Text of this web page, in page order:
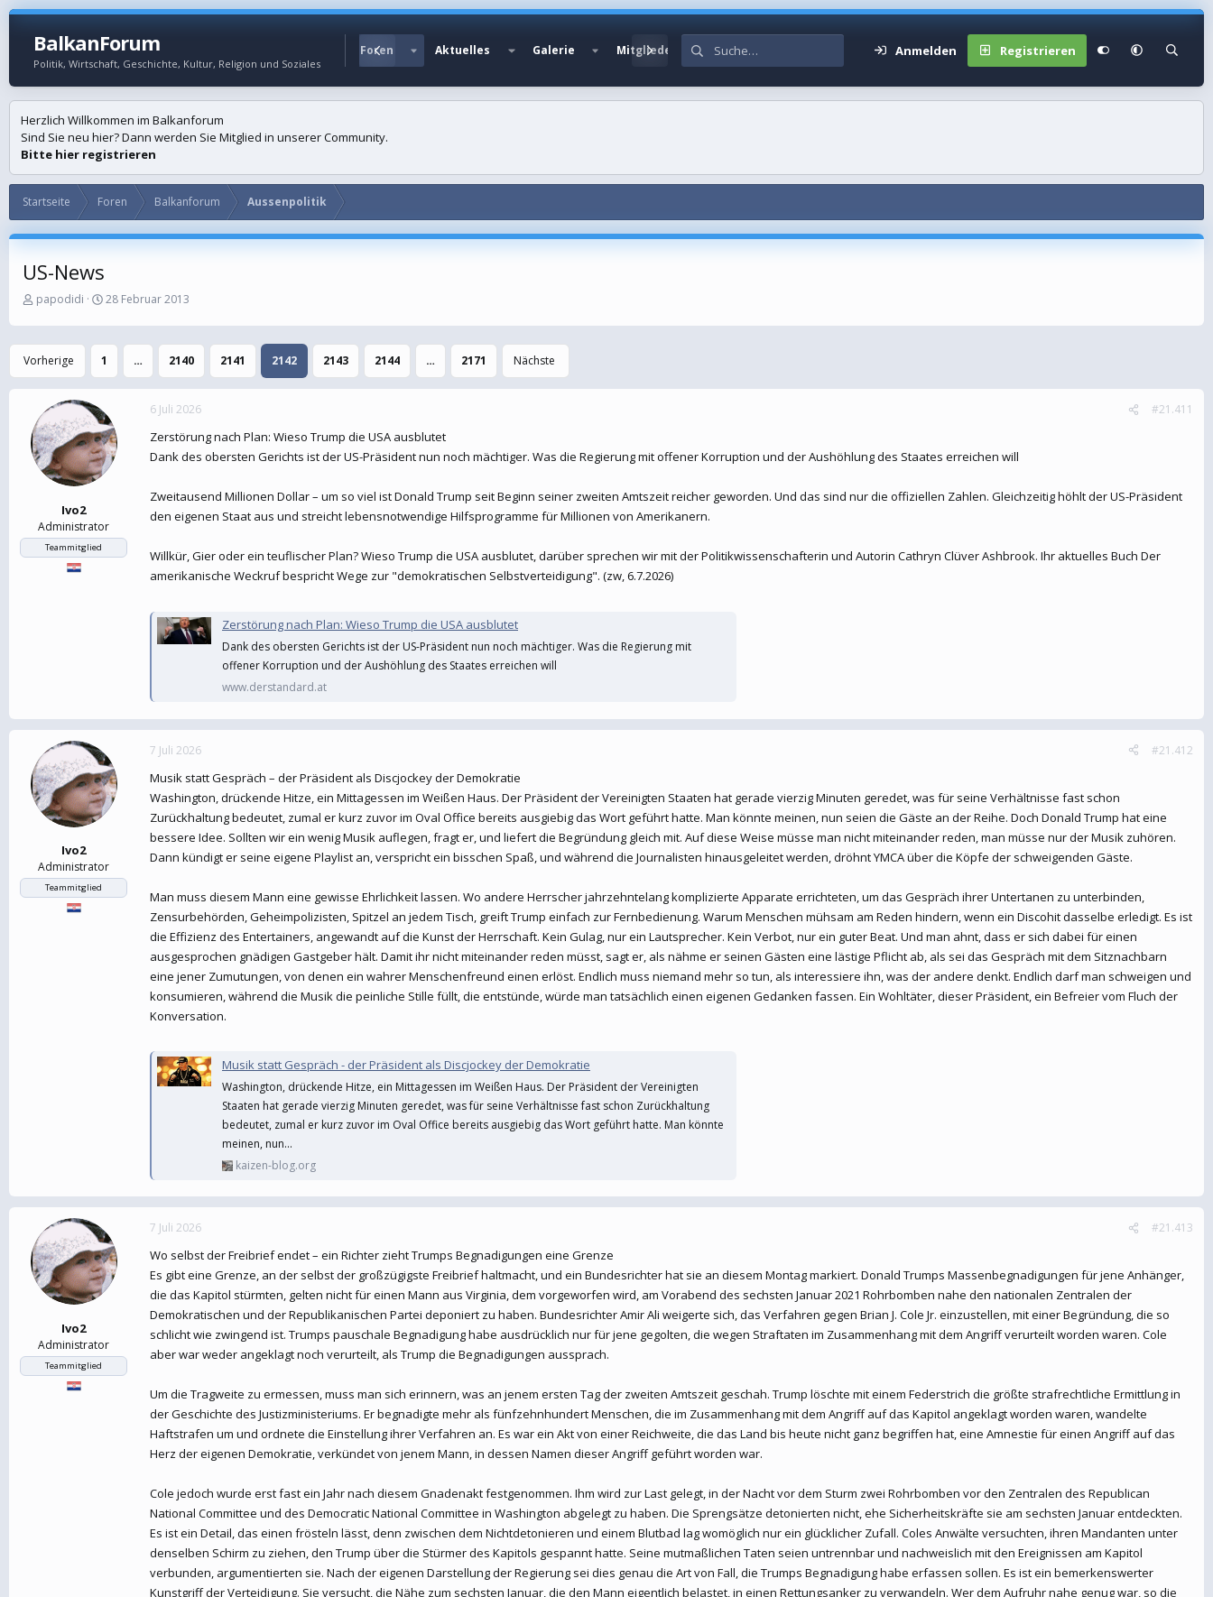
BalkanForum
Politik, Wirtschaft, Geschichte, Kultur, Religion und Soziales
Foren Aktuelles Galerie Mitglieder Anmelden Registrieren
Herzlich Willkommen im Balkanforum
Sind Sie neu hier? Dann werden Sie Mitglied in unserer Community.
Bitte hier registrieren
Startseite Foren Balkanforum Aussenpolitik
US-News
E
s
t
e
l
e
r
papodidi
E
s
t
e
l
t
a
m
28 Februar 2013
Vorherige 1 … 2140 2141 2142 2143 2144 … 2171 Nächste
Ivo2
Administrator
Teammitglied
6 Juli 2026 #21.411
Zerstörung nach Plan: Wieso Trump die USA ausblutet
Dank des obersten Gerichts ist der US-Präsident nun noch mächtiger. Was die Regierung mit offener Korruption und der Aushöhlung des Staates erreichen will
Zweitausend Millionen Dollar – um so viel ist Donald Trump seit Beginn seiner zweiten Amtszeit reicher geworden. Und das sind nur die offiziellen Zahlen. Gleichzeitig höhlt der US-Präsident
den eigenen Staat aus und streicht lebensnotwendige Hilfsprogramme für Millionen von Amerikanern.
Willkür, Gier oder ein teuflischer Plan? Wieso Trump die USA ausblutet, darüber sprechen wir mit der Politikwissenschafterin und Autorin Cathryn Clüver Ashbrook. Ihr aktuelles Buch Der
amerikanische Weckruf bespricht Wege zur "demokratischen Selbstverteidigung". (zw, 6.7.2026)
Zerstörung nach Plan: Wieso Trump die USA ausblutet
Dank des obersten Gerichts ist der US-Präsident nun noch mächtiger. Was die Regierung mit
offener Korruption und der Aushöhlung des Staates erreichen will
www.derstandard.at
Ivo2
Administrator
Teammitglied
7 Juli 2026 #21.412
Musik statt Gespräch – der Präsident als Discjockey der Demokratie
Washington, drückende Hitze, ein Mittagessen im Weißen Haus. Der Präsident der Vereinigten Staaten hat gerade vierzig Minuten geredet, was für seine Verhältnisse fast schon
Zurückhaltung bedeutet, zumal er kurz zuvor im Oval Office bereits ausgiebig das Wort geführt hatte. Man könnte meinen, nun seien die Gäste an der Reihe. Doch Donald Trump hat eine
bessere Idee. Sollten wir ein wenig Musik auflegen, fragt er, und liefert die Begründung gleich mit. Auf diese Weise müsse man nicht miteinander reden, man müsse nur der Musik zuhören.
Dann kündigt er seine eigene Playlist an, verspricht ein bisschen Spaß, und während die Journalisten hinausgeleitet werden, dröhnt YMCA über die Köpfe der schweigenden Gäste.
Man muss diesem Mann eine gewisse Ehrlichkeit lassen. Wo andere Herrscher jahrzehntelang komplizierte Apparate errichteten, um das Gespräch ihrer Untertanen zu unterbinden,
Zensurbehörden, Geheimpolizisten, Spitzel an jedem Tisch, greift Trump einfach zur Fernbedienung. Warum Menschen mühsam am Reden hindern, wenn ein Discohit dasselbe erledigt. Es ist
die Effizienz des Entertainers, angewandt auf die Kunst der Herrschaft. Kein Gulag, nur ein Lautsprecher. Kein Verbot, nur ein guter Beat. Und man ahnt, dass er sich dabei für einen
ausgesprochen gnädigen Gastgeber hält. Damit ihr nicht miteinander reden müsst, sagt er, als nähme er seinen Gästen eine lästige Pflicht ab, als sei das Gespräch mit dem Sitznachbarn
eine jener Zumutungen, von denen ein wahrer Menschenfreund einen erlöst. Endlich muss niemand mehr so tun, als interessiere ihn, was der andere denkt. Endlich darf man schweigen und
konsumieren, während die Musik die peinliche Stille füllt, die entstünde, würde man tatsächlich einen eigenen Gedanken fassen. Ein Wohltäter, dieser Präsident, ein Befreier vom Fluch der
Konversation.
Musik statt Gespräch - der Präsident als Discjockey der Demokratie
Washington, drückende Hitze, ein Mittagessen im Weißen Haus. Der Präsident der Vereinigten
Staaten hat gerade vierzig Minuten geredet, was für seine Verhältnisse fast schon Zurückhaltung
bedeutet, zumal er kurz zuvor im Oval Office bereits ausgiebig das Wort geführt hatte. Man könnte
meinen, nun...
kaizen-blog.org
Ivo2
Administrator
Teammitglied
7 Juli 2026 #21.413
Wo selbst der Freibrief endet – ein Richter zieht Trumps Begnadigungen eine Grenze
Es gibt eine Grenze, an der selbst der großzügigste Freibrief haltmacht, und ein Bundesrichter hat sie an diesem Montag markiert. Donald Trumps Massenbegnadigungen für jene Anhänger,
die das Kapitol stürmten, gelten nicht für einen Mann aus Virginia, dem vorgeworfen wird, am Vorabend des sechsten Januar 2021 Rohrbomben nahe den nationalen Zentralen der
Demokratischen und der Republikanischen Partei deponiert zu haben. Bundesrichter Amir Ali weigerte sich, das Verfahren gegen Brian J. Cole Jr. einzustellen, mit einer Begründung, die so
schlicht wie zwingend ist. Trumps pauschale Begnadigung habe ausdrücklich nur für jene gegolten, die wegen Straftaten im Zusammenhang mit dem Angriff verurteilt worden waren. Cole
aber war weder angeklagt noch verurteilt, als Trump die Begnadigungen aussprach.
Um die Tragweite zu ermessen, muss man sich erinnern, was an jenem ersten Tag der zweiten Amtszeit geschah. Trump löschte mit einem Federstrich die größte strafrechtliche Ermittlung in
der Geschichte des Justizministeriums. Er begnadigte mehr als fünfzehnhundert Menschen, die im Zusammenhang mit dem Angriff auf das Kapitol angeklagt worden waren, wandelte
Haftstrafen um und ordnete die Einstellung ihrer Verfahren an. Es war ein Akt von einer Reichweite, die das Land bis heute nicht ganz begriffen hat, eine Amnestie für einen Angriff auf das
Herz der eigenen Demokratie, verkündet von jenem Mann, in dessen Namen dieser Angriff geführt worden war.
Cole jedoch wurde erst fast ein Jahr nach diesem Gnadenakt festgenommen. Ihm wird zur Last gelegt, in der Nacht vor dem Sturm zwei Rohrbomben vor den Zentralen des Republican
National Committee und des Democratic National Committee in Washington abgelegt zu haben. Die Sprengsätze detonierten nicht, ehe Sicherheitskräfte sie am sechsten Januar entdeckten.
Es ist ein Detail, das einen frösteln lässt, denn zwischen dem Nichtdetonieren und einem Blutbad lag womöglich nur ein glücklicher Zufall. Coles Anwälte versuchten, ihren Mandanten unter
denselben Schirm zu ziehen, den Trump über die Stürmer des Kapitols gespannt hatte. Seine mutmaßlichen Taten seien untrennbar und nachweislich mit den Ereignissen am Kapitol
verbunden, argumentierten sie. Nach der eigenen Darstellung der Regierung sei dies genau die Art von Fall, die Trumps Begnadigung habe erfassen sollen. Es ist ein bemerkenswerter
Kunstgriff der Verteidigung. Sie versucht, die Nähe zum sechsten Januar, die den Mann eigentlich belastet, in einen Rettungsanker zu verwandeln. Wer dem Aufruhr nahe genug war, so die